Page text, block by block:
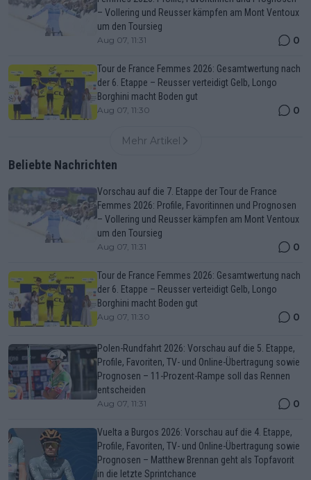
– Vollering und Reusser kämpfen am Mont Ventoux
um den Toursieg
Aug 07, 11:31 0
Tour de France Femmes 2026: Gesamtwertung nach
der 6. Etappe – Reusser verteidigt Gelb, Longo
Borghini macht Boden gut
Aug 07, 11:30 0
Mehr Artikel
Beliebte Nachrichten
Vorschau auf die 7. Etappe der Tour de France
Femmes 2026: Profile, Favoritinnen und Prognosen
– Vollering und Reusser kämpfen am Mont Ventoux
um den Toursieg
Aug 07, 11:31 0
Tour de France Femmes 2026: Gesamtwertung nach
der 6. Etappe – Reusser verteidigt Gelb, Longo
Borghini macht Boden gut
Aug 07, 11:30 0
Polen-Rundfahrt 2026: Vorschau auf die 5. Etappe,
Profile, Favoriten, TV- und Online-Übertragung sowie
Prognosen – 11-Prozent-Rampe soll das Rennen
entscheiden
Aug 07, 11:31 0
Vuelta a Burgos 2026: Vorschau auf die 4. Etappe,
Profile, Favoriten, TV- und Online-Übertragung sowie
Prognosen – Matthew Brennan geht als Topfavorit
in die letzte Sprintchance